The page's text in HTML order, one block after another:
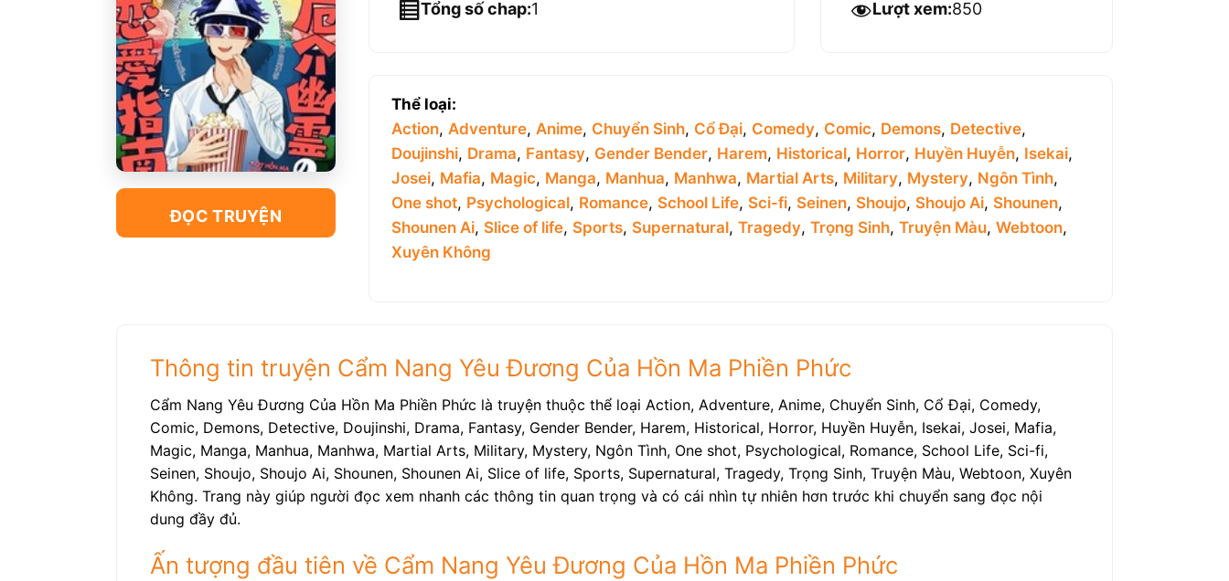
ĐỌC TRUYỆN
Tổng số chap:1 Lượt xem:850
Thể loại:
Action, Adventure, Anime, Chuyển Sinh, Cổ Đại, Comedy, Comic, Demons, Detective,
Doujinshi, Drama, Fantasy, Gender Bender, Harem, Historical, Horror, Huyền Huyễn, Isekai,
Josei, Mafia, Magic, Manga, Manhua, Manhwa, Martial Arts, Military, Mystery, Ngôn Tình,
One shot, Psychological, Romance, School Life, Sci-fi, Seinen, Shoujo, Shoujo Ai, Shounen,
Shounen Ai, Slice of life, Sports, Supernatural, Tragedy, Trọng Sinh, Truyện Màu, Webtoon,
Xuyên Không
Thông tin truyện Cẩm Nang Yêu Đương Của Hồn Ma Phiền Phức
Cẩm Nang Yêu Đương Của Hồn Ma Phiền Phức là truyện thuộc thể loại Action, Adventure, Anime, Chuyển Sinh, Cổ Đại, Comedy,
Comic, Demons, Detective, Doujinshi, Drama, Fantasy, Gender Bender, Harem, Historical, Horror, Huyền Huyễn, Isekai, Josei, Mafia,
Magic, Manga, Manhua, Manhwa, Martial Arts, Military, Mystery, Ngôn Tình, One shot, Psychological, Romance, School Life, Sci-fi,
Seinen, Shoujo, Shoujo Ai, Shounen, Shounen Ai, Slice of life, Sports, Supernatural, Tragedy, Trọng Sinh, Truyện Màu, Webtoon, Xuyên
Không. Trang này giúp người đọc xem nhanh các thông tin quan trọng và có cái nhìn tự nhiên hơn trước khi chuyển sang đọc nội
dung đầy đủ.
Ấn tượng đầu tiên về Cẩm Nang Yêu Đương Của Hồn Ma Phiền Phức